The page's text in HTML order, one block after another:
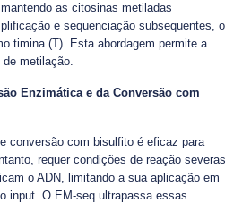
as citosinas metiladas
e sequenciação subsequentes, o
timina (T). Esta abordagem permite a
metilação.
Enzimática e da Conversão com
conversão com bisulfito é eficaz para
requer condições de reação severas
o ADN, limitando a sua aplicação em
input. O EM-seq ultrapassa essas